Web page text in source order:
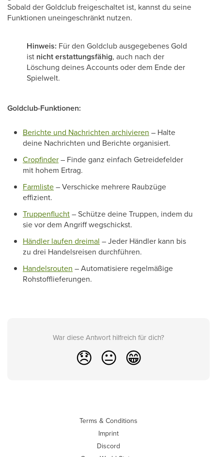
Sobald der Goldclub freigeschaltet ist, kannst du seine
Funktionen uneingeschränkt nutzen.
Hinweis: Für den Goldclub ausgegebenes Gold
ist nicht erstattungsfähig, auch nach der
Löschung deines Accounts oder dem Ende der
Spielwelt.
Goldclub-Funktionen:
Berichte und Nachrichten archivieren – Halte
deine Nachrichten und Berichte organisiert.
Cropfinder– Finde ganz einfach Getreidefelder
mit hohem Ertrag.
Farmliste– Verschicke mehrere Raubzüge
effizient.
Truppenflucht– Schütze deine Truppen, indem du
sie vor dem Angriff wegschickst.
Händler laufen dreimal – Jeder Händler kann bis
zu drei Handelsreisen durchführen.
Handelsrouten – Automatisiere regelmäßige
Rohstofflieferungen.
War diese Antwort hilfreich für dich?
😞 😐 😁
Terms & Conditions
Imprint
Discord